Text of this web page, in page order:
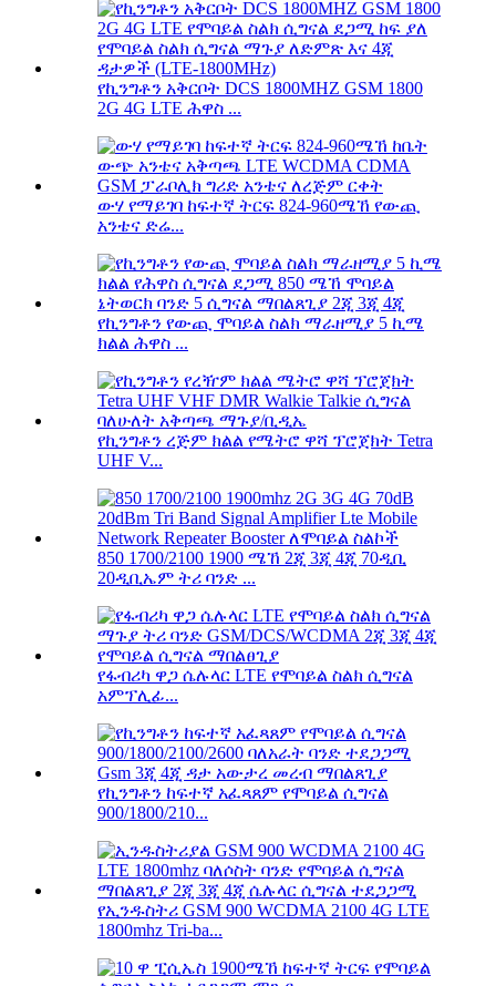
የኪንግቶን አቅርቦት DCS 1800MHZ GSM 1800
2G 4G LTE ሕዋስ ...
ውሃ የማይገባ ከፍተኛ ትርፍ 824-960ሜኸ የውጪ
አንቴና ድሬ...
የኪንግቶን የውጪ ሞባይል ስልክ ማራዘሚያ 5 ኪሜ
ክልል ሕዋስ ...
የኪንግቶን ረጅም ክልል የሜትሮ ዋሻ ፕሮጀክት Tetra
UHF V...
850 1700/2100 1900 ሜኸ 2ጂ 3ጂ 4ጂ 70ዲቢ
20ዲቢኤም ትሪ ባንድ ...
የፋብሪካ ዋጋ ሴሉላር LTE የሞባይል ስልክ ሲግናል
አምፕሊፊ...
የኪንግቶን ከፍተኛ አፈጻጸም የሞባይል ሲግናል
900/1800/210...
የኢንዱስትሪ GSM 900 WCDMA 2100 4G LTE
1800mhz Tri-ba...